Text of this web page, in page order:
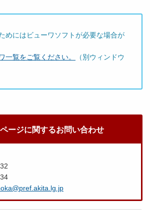
めにはビューワソフトが必要な場合が
一覧をご覧ください。
（別ウィンドウ
ージに関するお問い合わせ